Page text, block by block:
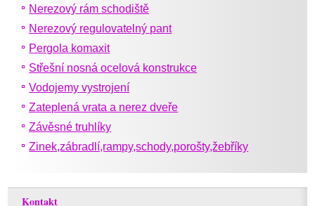
Nerezový rám schodiště
Nerezový regulovatelný pant
Pergola komaxit
Střešní nosná ocelová konstrukce
Vodojemy vystrojení
Zateplená vrata a nerez dveře
Závěsné truhlíky
Zinek,zábradlí,rampy,schody,porošty,žebříky
Kontakt